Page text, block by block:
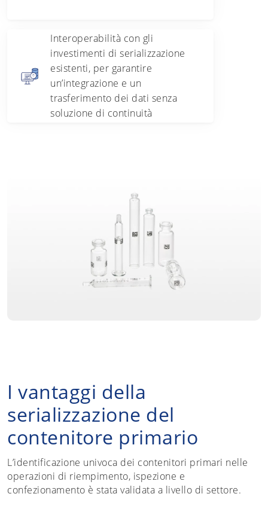
Interoperabilità con gli
investimenti di serializzazione
esistenti, per garantire
un’integrazione e un
trasferimento dei dati senza
soluzione di continuità
I vantaggi della
serializzazione del
contenitore primario
L’identificazione univoca dei contenitori primari nelle
operazioni di riempimento, ispezione e
confezionamento è stata validata a livello di settore.